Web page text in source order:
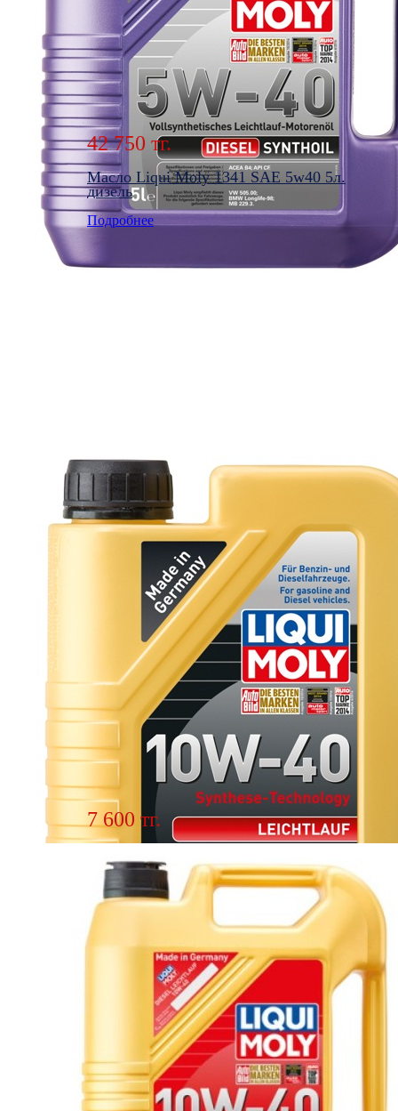
42 750 тг.
Масло Liqui Moly 1341 SAE 5w40 5л.
дизель
Подробнее
46 550 тг.
Масло моторное LIQUI MOLY
SYNTHOIL ENERGY 0w40 5л. 9515
7 600 тг.
LEICHTLAUF DIESEL 10w40 1 л
21314
Подробнее